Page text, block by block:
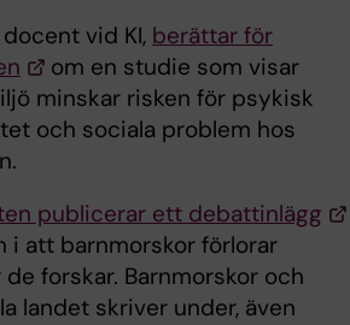
vid KI, berättar för
om en studie som visar
minskar risken för psykisk
och sociala problem hos
publicerar ett debattinlägg
i att barnmorskor förlorar
forskar. Barnmorskor och
landet skriver under, även